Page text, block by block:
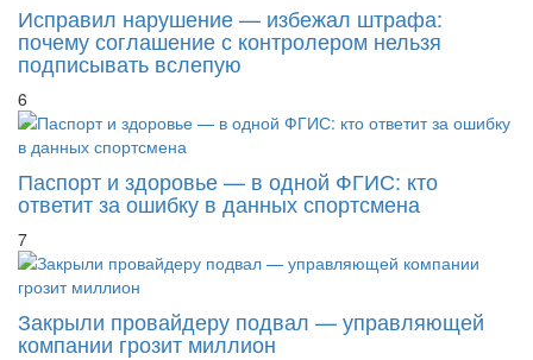
Исправил нарушение — избежал штрафа:
почему соглашение с контролером нельзя
подписывать вслепую
6
Паспорт и здоровье — в одной ФГИС: кто
ответит за ошибку в данных спортсмена
7
Закрыли провайдеру подвал — управляющей
компании грозит миллион